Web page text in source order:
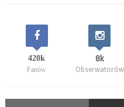
420k
Fanów
8k
Obserwatorów